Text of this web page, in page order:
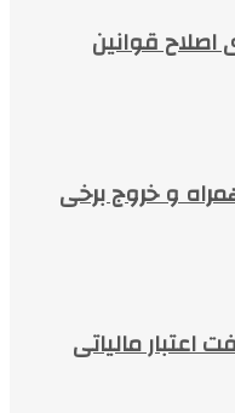
قوانین
و خروج برخی
اعتبار مالیاتی